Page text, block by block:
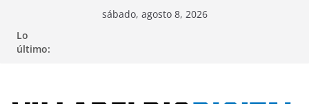
contenido
sábado, agosto 8, 2026
Lo
último: